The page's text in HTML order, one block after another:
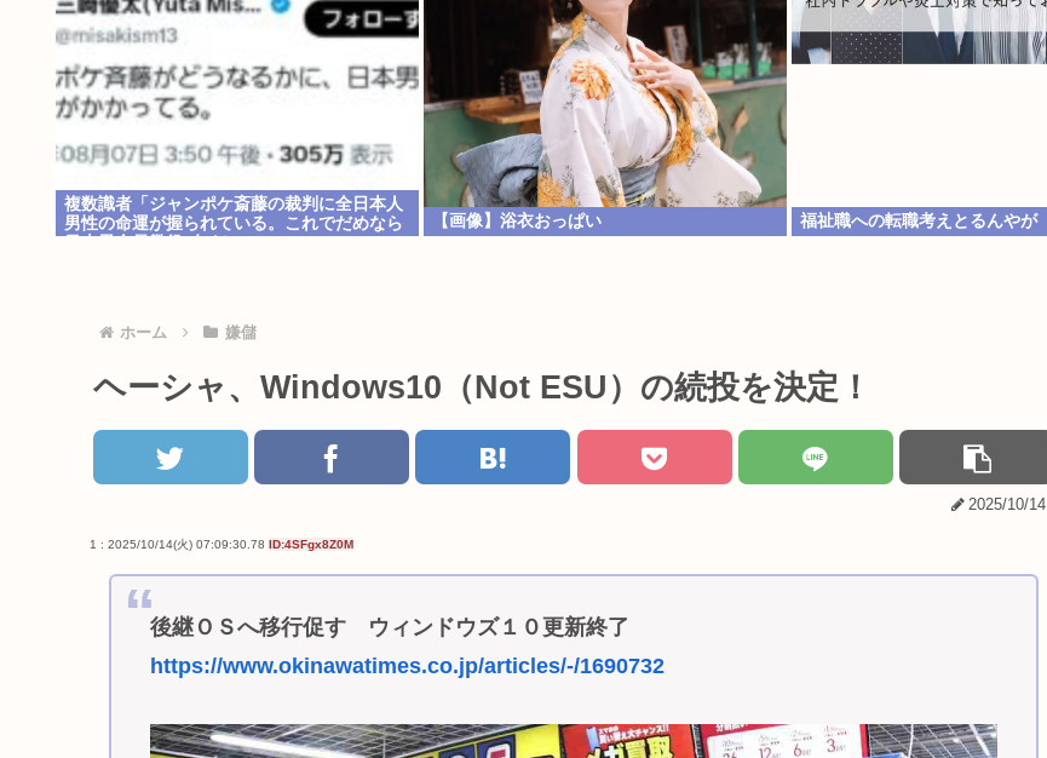
複数識者「ジャンポケ斎藤の裁判に全日本人
男性の命運が握られている。これでだめなら
【画像】浴衣おっぱい 福祉職への転職考えとるんやが
ホーム 嫌儲
ヘーシャ、Windows10（Not ESU）の続投を決定！
2025/10/14
1 : 2025/10/14(火) 07:09:30.78 ID:4SFgx8Z0M
後継ＯＳへ移行促す ウィンドウズ１０更新終了
https://www.okinawatimes.co.jp/articles/-/1690732